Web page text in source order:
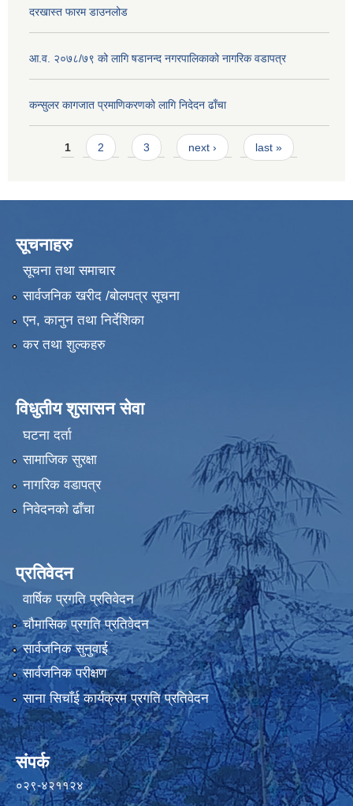
दरखास्त फारम डाउनलोड
आ.व. २०७८/७९ को लागि षडानन्द नगरपालिकाको नागरिक वडापत्र
कन्सुलर कागजात प्रमाणिकरणको लागि निदेदन ढाँचा
Pages
1 2 3 next › last »
सूचनाहरु
सूचना तथा समाचार
सार्वजनिक खरीद /बोलपत्र सूचना
एन, कानुन तथा निर्देशिका
कर तथा शुल्कहरु
विधुतीय शुसासन सेवा
घटना दर्ता
सामाजिक सुरक्षा
नागरिक वडापत्र
निवेदनको ढाँचा
प्रतिवेदन
वार्षिक प्रगति प्रतिवेदन
चौमासिक प्रगति प्रतिवेदन
सार्वजनिक सुनुवाई
सार्वजनिक परीक्षण
साना सिचाँई कार्यक्रम प्रगति प्रतिवेदन
संपर्क
०२९-४२११२४